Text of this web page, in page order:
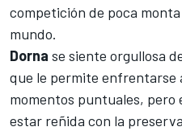
competición de poca
mundo.
Dorna se siente orgullosa
que le permite enfrentarse
momentos puntuales,
estar reñida con la